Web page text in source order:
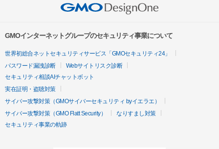
GMOインターネットグループのセキュリティ事業について
世界初総合ネットセキュリティサービス「GMOセキュリティ24」
パスワード漏洩診断
Webサイトリスク診断
セキュリティ相談AIチャットボット
実在証明・盗聴対策
サイバー攻撃対策（GMOサイバーセキュリティ byイエラエ）
サイバー攻撃対策（GMO Flatt Security）
なりすまし対策
セキュリティ事業の軌跡